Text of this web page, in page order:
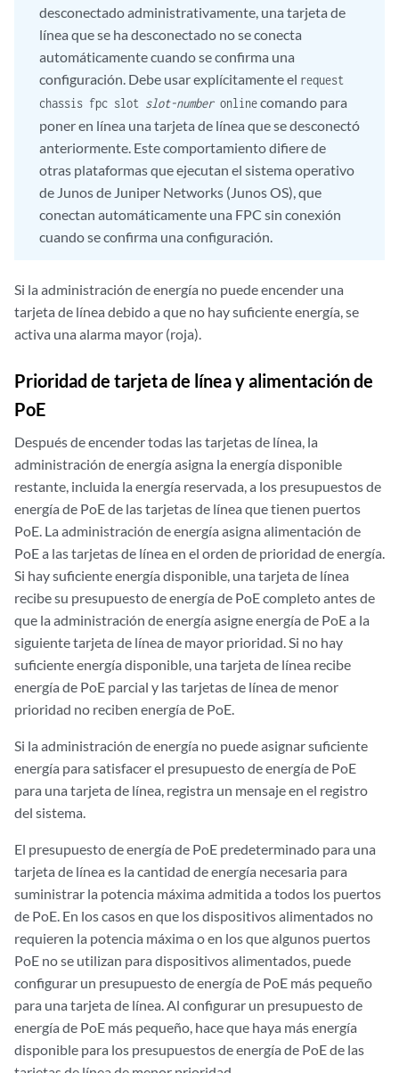
desconectado administrativamente, una tarjeta de
línea que se ha desconectado no se conecta
automáticamente cuando se confirma una
configuración. Debe usar explícitamente el request
chassis fpc slot slot-numberonlinecomando para
poner en línea una tarjeta de línea que se desconectó
anteriormente. Este comportamiento difiere de
otras plataformas que ejecutan el sistema operativo
de Junos de Juniper Networks (Junos OS), que
conectan automáticamente una FPC sin conexión
cuando se confirma una configuración.
Si la administración de energía no puede encender una
tarjeta de línea debido a que no hay suficiente energía, se
activa una alarma mayor (roja).
Prioridad de tarjeta de línea y alimentación de
PoE
Después de encender todas las tarjetas de línea, la
administración de energía asigna la energía disponible
restante, incluida la energía reservada, a los presupuestos de
energía de PoE de las tarjetas de línea que tienen puertos
PoE. La administración de energía asigna alimentación de
PoE a las tarjetas de línea en el orden de prioridad de energía.
Si hay suficiente energía disponible, una tarjeta de línea
recibe su presupuesto de energía de PoE completo antes de
que la administración de energía asigne energía de PoE a la
siguiente tarjeta de línea de mayor prioridad. Si no hay
suficiente energía disponible, una tarjeta de línea recibe
energía de PoE parcial y las tarjetas de línea de menor
prioridad no reciben energía de PoE.
Si la administración de energía no puede asignar suficiente
energía para satisfacer el presupuesto de energía de PoE
para una tarjeta de línea, registra un mensaje en el registro
del sistema.
El presupuesto de energía de PoE predeterminado para una
tarjeta de línea es la cantidad de energía necesaria para
suministrar la potencia máxima admitida a todos los puertos
de PoE. En los casos en que los dispositivos alimentados no
requieren la potencia máxima o en los que algunos puertos
PoE no se utilizan para dispositivos alimentados, puede
configurar un presupuesto de energía de PoE más pequeño
para una tarjeta de línea. Al configurar un presupuesto de
energía de PoE más pequeño, hace que haya más energía
disponible para los presupuestos de energía de PoE de las